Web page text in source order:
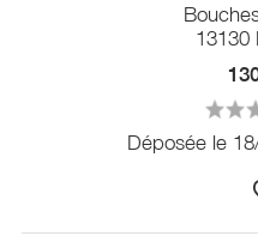
13130
Déposée le